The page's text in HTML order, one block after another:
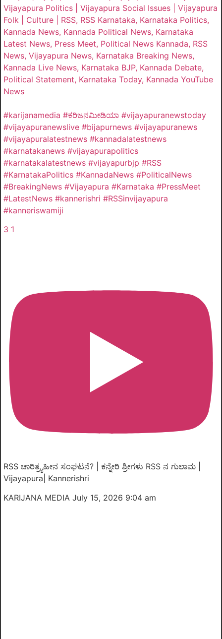
Vijayapura Politics | Vijayapura Social Issues | Vijayapura
Folk | Culture | RSS, RSS Karnataka, Karnataka Politics,
Kannada News, Kannada Political News, Karnataka
Latest News, Press Meet, Political News Kannada, RSS
News, Vijayapura News, Karnataka Breaking News,
Kannada Live News, Karnataka BJP, Kannada Debate,
Political Statement, Karnataka Today, Kannada YouTube
News
#karijanamedia #ಕರಿಜನಮೀಡಿಯಾ #vijayapuranewstoday
#vijayapuranewslive #bijapurnews #vijayapuranews
#vijayapuralatestnews #kannadalatestnews
#karnatakanews #vijayapurapolitics
#karnatakalatestnews #vijayapurbjp #RSS
#KarnatakaPolitics #KannadaNews #PoliticalNews
#BreakingNews #Vijayapura #Karnataka #PressMeet
#LatestNews #kannerishri #RSSinvijayapura
#kanneriswamiji
3 1
RSS ಚಾರಿತ್ರ್ಯಹೀನ ಸಂಘಟನೆ? | ಕನ್ನೇರಿ ಶ್ರೀಗಳು RSS ನ ಗುಲಾಮ |
Vijayapura| Kannerishri
KARIJANA MEDIA July 15, 2026 9:04 am